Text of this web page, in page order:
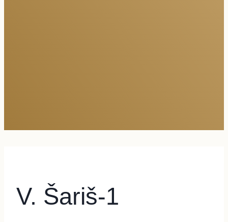
V. Šariš-1